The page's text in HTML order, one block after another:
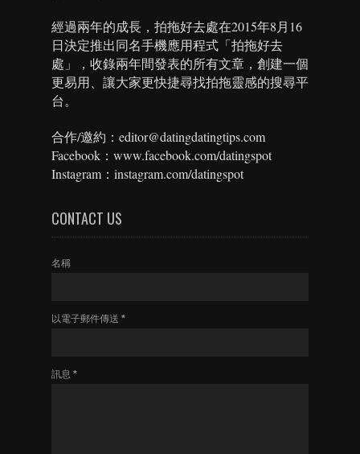
經過兩年的成長，拍拖好去處在2015年8月16
日決定推出同名手機應用程式「拍拖好去
處」，收錄兩年間發表的所有文章，創建一個
更易用、讓大家更快捷尋找拍拖靈感的搜尋平
台。
合作/邀約：editor@datingdatingtips.com
Facebook：www.facebook.com/datingspot
Instagram：instagram.com/datingspot
CONTACT US
名稱
以電子郵件傳送 *
訊息 *